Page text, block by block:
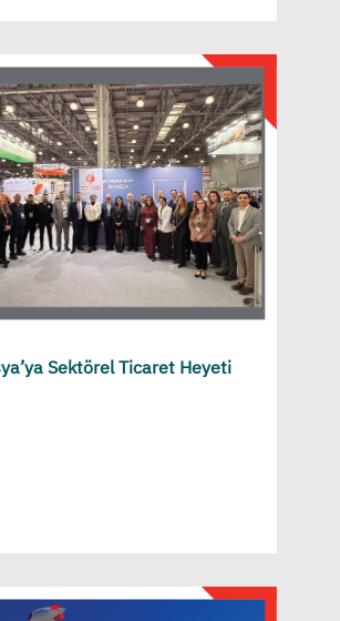
Sektörel Ticaret Heyeti